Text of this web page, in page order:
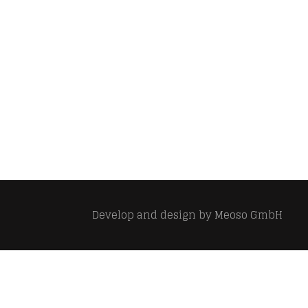
Develop and design byMeoso GmbH